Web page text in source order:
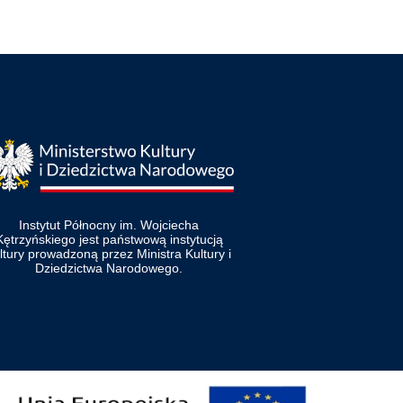
Instytut Północny im. Wojciecha
jest państwową instytucją
prowadzoną przez Ministra Kultury i
Dziedzictwa Narodowego.